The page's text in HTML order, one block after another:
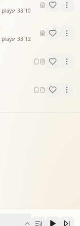
plays• 33:10
plays• 33:12